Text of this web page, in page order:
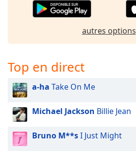
Close
Modal
End
dialog
window.
autres options
Top en direct
a-ha Take On Me
Michael Jackson Billie Jean
Bruno M**sI Just Might